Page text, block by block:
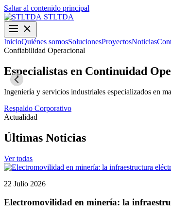
Saltar al contenido principal
STLTDA
InicioQuiénes somosSolucionesProyectosNoticias
Confiabilidad Operacional
Especialistas en Continuidad
Ingeniería y servicios industriales especializados en
Respaldo Corporativo
Actualidad
Últimas Noticias
Ver todas
22 Julio 2026
Electromovilidad en minería: la